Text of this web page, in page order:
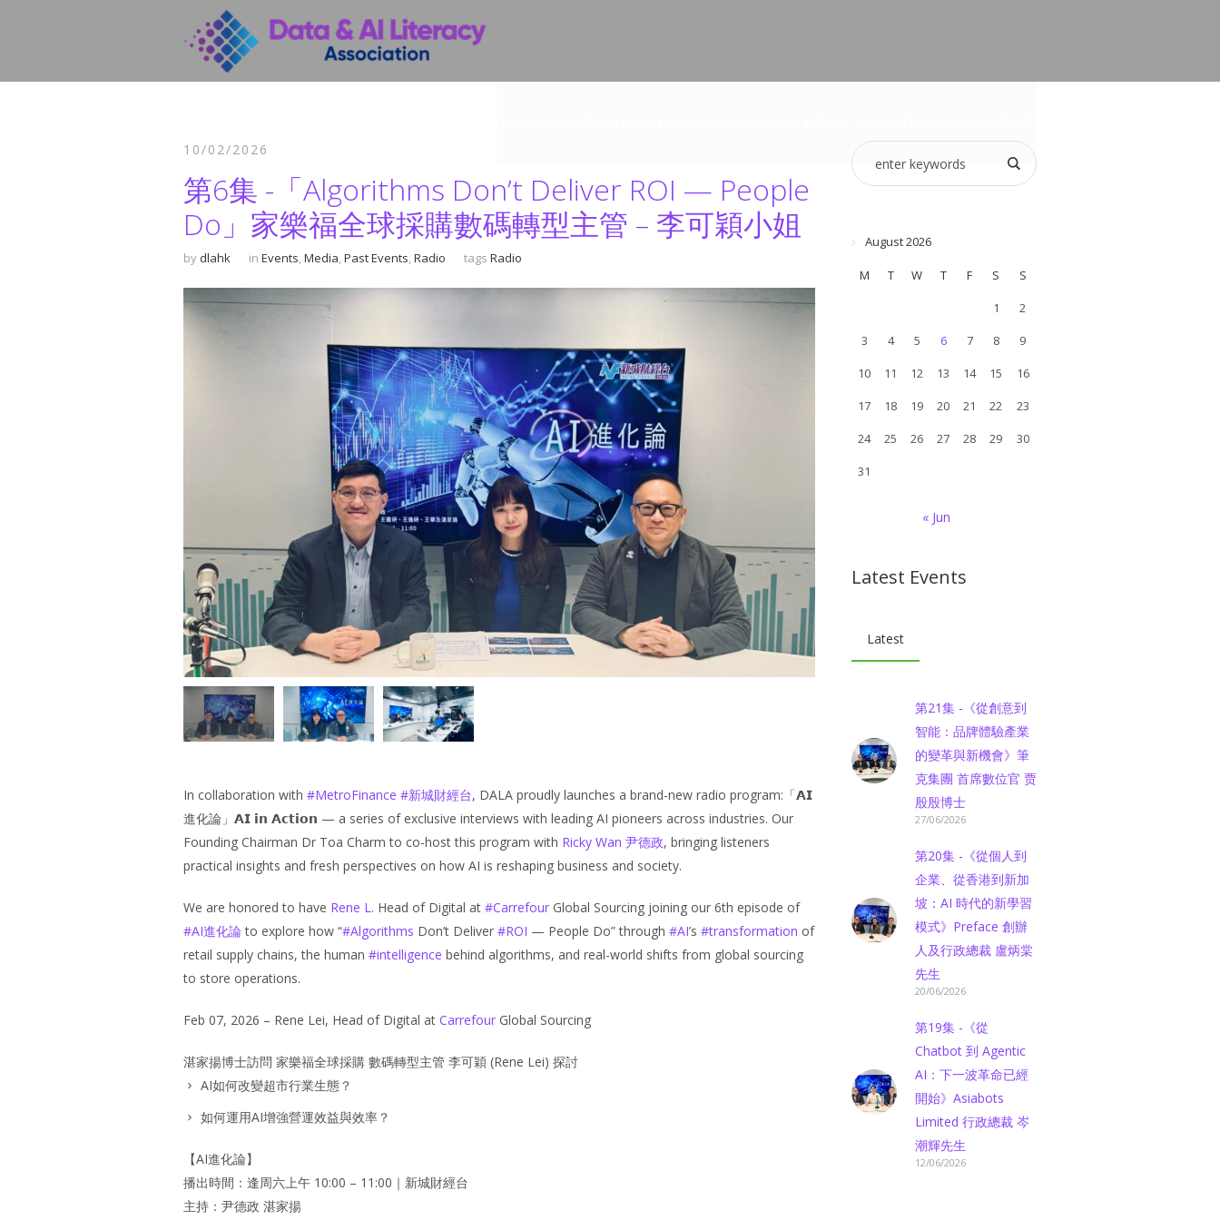
10/02/2026
第6集 -「Algorithms Don’t Deliver ROI — People
Do」家樂福全球採購數碼轉型主管 – 李可穎小姐
by dlahk in Events,Media,Past Events,Radio tags Radio
In collaboration with #MetroFinance #新城財經台, DALA proudly launches a brand-new radio program:「𝗔𝗜
進化論」𝗔𝗜 𝗶𝗻 𝗔𝗰𝘁𝗶𝗼𝗻 — a series of exclusive interviews with leading AI pioneers across industries. Our
Founding Chairman Dr Toa Charm to co-host this program with Ricky Wan 尹德政, bringing listeners
practical insights and fresh perspectives on how AI is reshaping business and society.
We are honored to have Rene L. Head of Digital at #CarrefourGlobal Sourcing joining our 6th episode of
#AI進化論to explore how “#Algorithms Don’t Deliver #ROI — People Do” through #AI’s #transformation of
retail supply chains, the human #intelligence behind algorithms, and real-world shifts from global sourcing
to store operations.
Feb 07, 2026 – Rene Lei, Head of Digital at CarrefourGlobal Sourcing
湛家揚博士訪問 家樂福全球採購 數碼轉型主管 李可穎 (Rene Lei) 探討
AI如何改變超市行業生態？
如何運用AI增強營運效益與效率？
【AI進化論】
播出時間：逢周六上午 10:00 – 11:00｜新城財經台
主持：尹德政 湛家揚
August 2026
M T W T F S
S
1
2
3
4 5 6 7 8
9
10
11 12 13 14 15
16
17
18 19 20 21 22
23
24
25 26 27 28 29
30
31
« Jun
Latest Events
Latest
第21集 -《從創意到
智能：品牌體驗產業
的變革與新機會》筆
克集團 首席數位官 贾
殷殷博士
27/06/2026
第20集 -《從個人到
企業、從香港到新加
坡：AI 時代的新學習
模式》Preface 創辦
人及行政總裁 盧炳棠
先生
20/06/2026
第19集 -《從
Chatbot 到 Agentic
AI：下一波革命已經
開始》Asiabots
Limited 行政總裁 岑
潮輝先生
12/06/2026